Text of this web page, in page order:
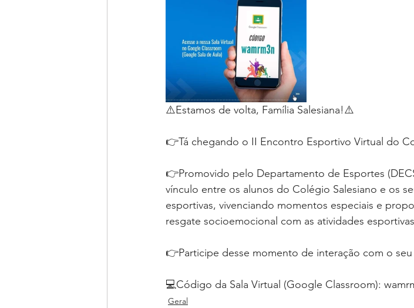
⚠️Estamos de volta, Família Salesiana!⚠️
👉Tá chegando o II Encontro Esportivo Virtual do
👉Promovido pelo Departamento de Esportes
vínculo entre os alunos do Colégio Salesiano e os
esportivas, vivenciando momentos especiais e
resgate socioemocional com as atividades
👉Participe desse momento de interação com o seu
💻Código da Sala Virtual (Google Classroom):
Geral